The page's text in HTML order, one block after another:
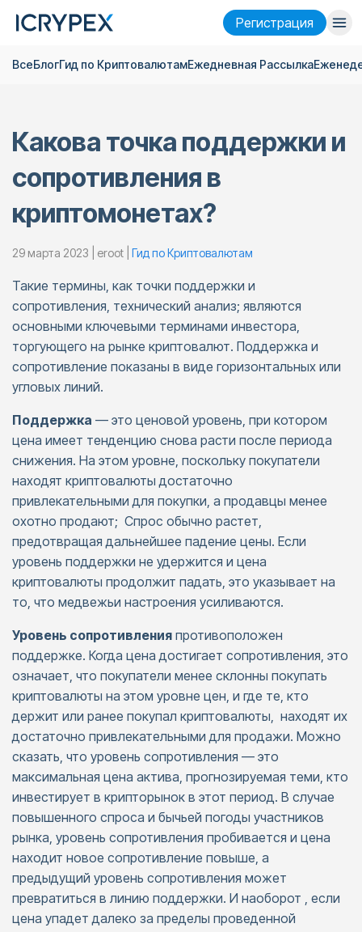
Pегистрация
Войти Pегистрация
Компания
Исследовать
Помощь
Фьючерсыx50
Language Русский
ВсеБлогГид по КриптовалютамЕжедневная Pассылка
Какова точка поддержки и
сопротивления в
криптомонетах?
29 марта 2023 | eroot | Гид по Криптовалютам
Такие термины, как точки поддержки и
сопротивления, технический анализ; являются
основными ключевыми терминами инвестора,
торгующего на рынке криптовалют. Поддержка и
сопротивление показаны в виде горизонтальных или
угловых линий.
Поддержка — это ценовой уровень, при котором
цена имеет тенденцию снова расти после периода
снижения. На этом уровне, поскольку покупатели
находят криптовалюты достаточно
привлекательными для покупки, а продавцы менее
охотно продают; Спрос обычно растет,
предотвращая дальнейшее падение цены. Если
уровень поддержки не удержится и цена
криптовалюты продолжит падать, это указывает на
то, что медвежьи настроения усиливаются.
Уровень сопротивления противоположен
поддержке. Когда цена достигает сопротивления, это
означает, что покупатели менее склонны покупать
криптовалюты на этом уровне цен, и где те, кто
держит или ранее покупал криптовалюты, находят их
достаточно привлекательными для продажи. Можно
сказать, что уровень сопротивления — это
максимальная цена актива, прогнозируемая теми, кто
инвестирует в крипторынок в этот период. В случае
повышенного спроса и бычьей погоды участников
рынка, уровень сопротивления пробивается и цена
находит новое сопротивление повыше, а
предыдущий уровень сопротивления может
превратиться в линию поддержки. И наоборот , если
цена упадет далеко за пределы проведенной